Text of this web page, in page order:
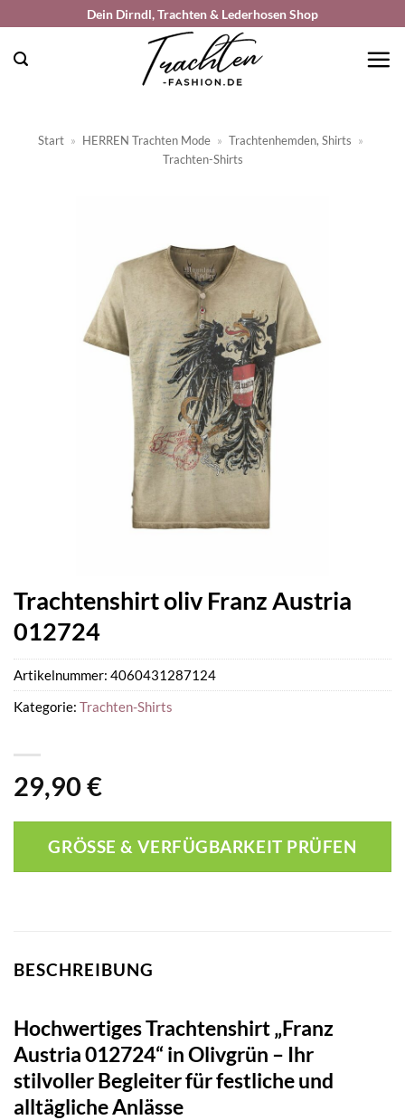
springen
Dein Dirndl, Trachten & Lederhosen Shop
Start » HERREN Trachten Mode » Trachtenhemden, Shirts »
Trachten-Shirts
Trachtenshirt oliv Franz Austria
012724
29,90 €
GRÖSSE & VERFÜGBARKEIT PRÜFEN
Artikelnummer: 4060431287124
Kategorie: Trachten-Shirts
BESCHREIBUNG
Hochwertiges Trachtenshirt „Franz
Austria 012724“ in Olivgrün – Ihr
stilvoller Begleiter für festliche und
alltägliche Anlässe